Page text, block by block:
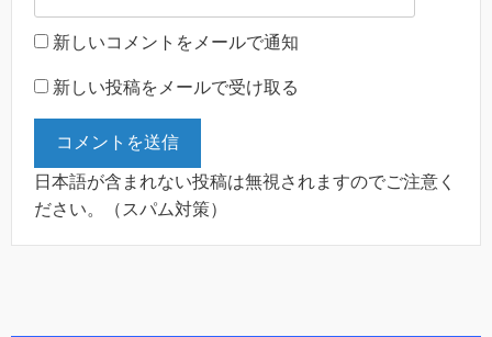
新しいコメントをメールで通知
新しい投稿をメールで受け取る
日本語が含まれない投稿は無視されますのでご注意く
ださい。（スパム対策）